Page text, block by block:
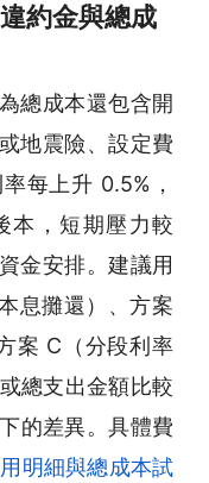
約金與總成
總成本還包含開
地震險、設定費
每上升 0.5%，
本，短期壓力較
金安排。建議用
息攤還）、方案
案 C（分段利率
總支出金額比較
的差異。具體費
明細與總成本試